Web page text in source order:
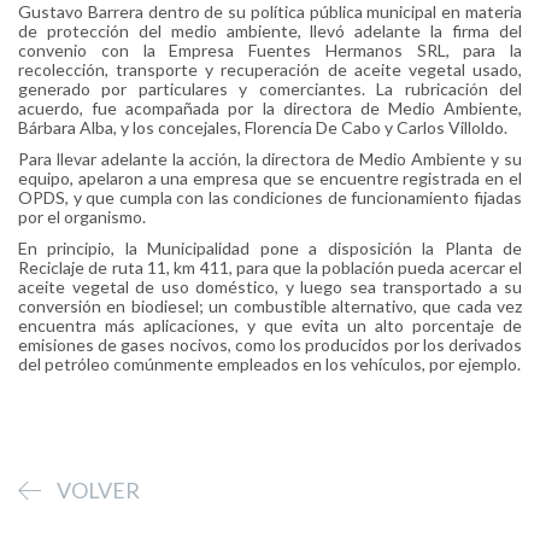
Gustavo Barrera dentro de su política pública municipal en materia
de protección del medio ambiente, llevó adelante la firma del
convenio con la Empresa Fuentes Hermanos SRL, para la
recolección, transporte y recuperación de aceite vegetal usado,
generado por particulares y comerciantes. La rubricación del
acuerdo, fue acompañada por la directora de Medio Ambiente,
Bárbara Alba, y los concejales, Florencia De Cabo y Carlos Villoldo.
Para llevar adelante la acción, la directora de Medio Ambiente y su
equipo, apelaron a una empresa que se encuentre registrada en el
OPDS, y que cumpla con las condiciones de funcionamiento fijadas
por el organismo.
En principio, la Municipalidad pone a disposición la Planta de
Reciclaje de ruta 11, km 411, para que la población pueda acercar el
aceite vegetal de uso doméstico, y luego sea transportado a su
conversión en biodiesel; un combustible alternativo, que cada vez
encuentra más aplicaciones, y que evita un alto porcentaje de
emisiones de gases nocivos, como los producidos por los derivados
del petróleo comúnmente empleados en los vehículos, por ejemplo.
VOLVER